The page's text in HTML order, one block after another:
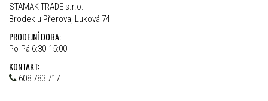
STAMAK TRADE s.r.o.
Brodek u Přerova, Luková 74
PRODEJNÍ DOBA:
Po-Pá 6:30-15:00
KONTAKT:
608 783 717